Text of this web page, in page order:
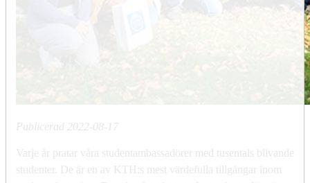
Publicerad 2022-08-17
Varje år pratar våra studentambassadörer med tusentals blivande
studenter. De är en av KTH:s mest värdefulla tillgångar inom